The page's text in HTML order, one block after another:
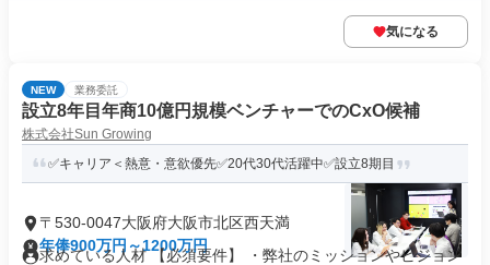
気になる
NEW 業務委託
設立8年目年商10億円規模ベンチャーでのCxO候補
株式会社Sun Growing
✅キャリア＜熱意・意欲優先✅20代30代活躍中✅設立8期目
〒530-0047大阪府大阪市北区西天満
年俸900万円～1200万円
求めている人材 【必須要件】 ・弊社のミッションやビジョン